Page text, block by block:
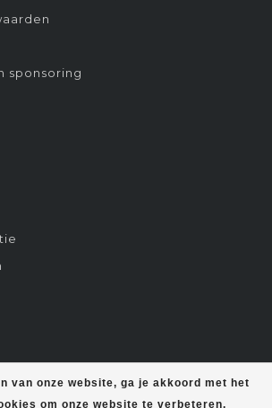
van onze website, ga je akkoord met het
om onze website te verbeteren.
sponsoring